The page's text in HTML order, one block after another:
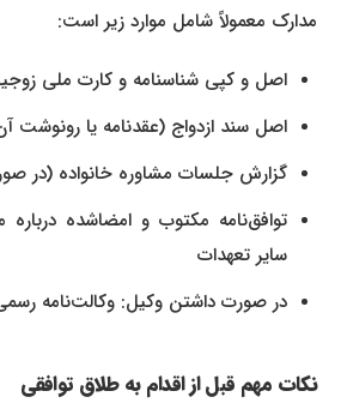
مدارک معمولاً شامل موارد زیر است:
اصل و کپی شناسنامه و کارت ملی زوجین
اصل سند ازدواج (عقدنامه یا رونوشت آن)
گزارش جلسات مشاوره خانواده (در صورت
توافق‌نامه مکتوب و امضاشده درباره
سایر تعهدات
در صورت داشتن وکیل: وکالت‌نامه رسمی
نکات مهم قبل از اقدام به طلاق توافقی